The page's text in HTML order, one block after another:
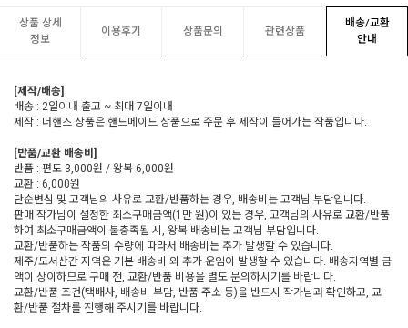
상품 상세
정보
이용후기 상품문의 관련상품
배송/교환
안내
[제작/배송]
배송 : 2일이내 출고 ~ 최대 7일이내
제작 : 더핸즈 상품은 핸드메이드 상품으로 주문 후 제작이 들어가는 작품입니다.
[반품/교환 배송비]
반품 : 편도 3,000원 / 왕복 6,000원
교환 : 6,000원
단순변심 및 고객님의 사유로 교환/반품하는 경우, 배송비는 고객님 부담입니다.
판매 작가님이 설정한 최소구매금액(1만 원)이 있는 경우, 고객님의 사유로 교환/반품
하여 최소구매금액이 불충족될 시, 왕복 배송비는 고객님 부담입니다.
교환/반품하는 작품의 수량에 따라서 배송비는 추가 발생할 수 있습니다.
제주/도서산간 지역은 기본 배송비 외 추가 운임이 발생할 수 있습니다. 배송지역별 금
액이 상이하므로 구매 전, 교환/반품 비용을 별도 문의하시기를 바랍니다.
교환/반품 조건(택배사, 배송비 부담, 반품 주소 등)을 반드시 작가님과 확인하고, 교
환/반품 절차를 진행해 주시기를 바랍니다.